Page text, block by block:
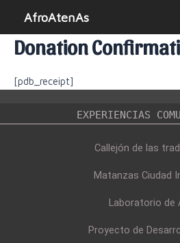
contenido
AfroAtenAs
Donation
[pdb_receipt]
EXPERIENCIAS
Callejón de las
Matanzas Ciudad
Laboratorio de
Proyecto de